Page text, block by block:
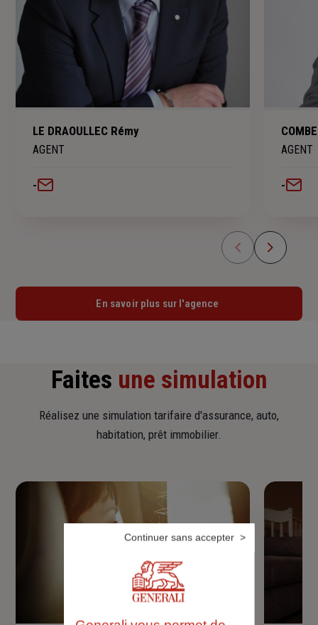
LE DRAOULLEC Rémy
AGENT
-
AGENT
-
En savoir plus sur l'agence
Faites une simulation
Réalisez une simulation tarifaire d'assurance, auto,
habitation, prêt immobilier.
Continuer sans accepter